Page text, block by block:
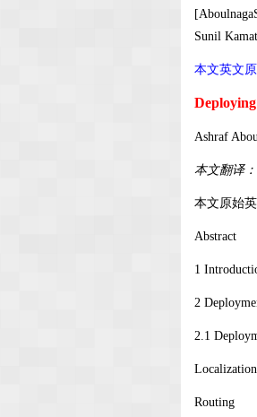
Sunil
本文英文
Ashraf
本文翻译
本文原始英
Abstract
1
2
2.1
Localization
Routing